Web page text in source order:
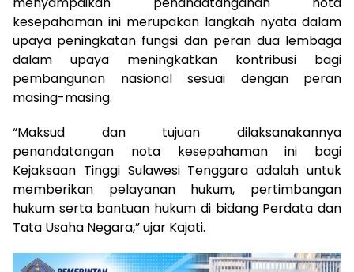
kesepahaman ini merupakan langkah nyata dalam
upaya peningkatan fungsi dan peran dua lembaga
dalam upaya meningkatkan kontribusi bagi
pembangunan nasional sesuai dengan peran
masing-masing.
“Maksud dan tujuan dilaksanakannya
penandatangan nota kesepahaman ini bagi
Kejaksaan Tinggi Sulawesi Tenggara adalah untuk
memberikan pelayanan hukum, pertimbangan
hukum serta bantuan hukum di bidang Perdata dan
Tata Usaha Negara,” ujar Kajati.